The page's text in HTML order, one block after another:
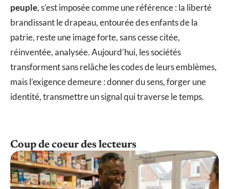
peuple, s’est imposée comme une référence : la liberté
brandissant le drapeau, entourée des enfants de la
patrie, reste une image forte, sans cesse citée,
réinventée, analysée. Aujourd’hui, les sociétés
transforment sans relâche les codes de leurs emblèmes,
mais l’exigence demeure : donner du sens, forger une
identité, transmettre un signal qui traverse le temps.
Coup de coeur des lecteurs